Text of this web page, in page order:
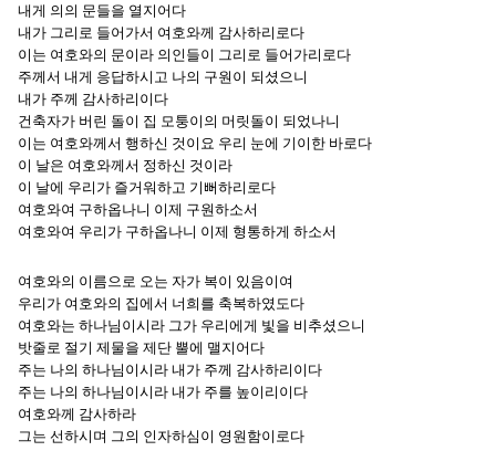
내게 의의 문들을 열지어다
내가 그리로 들어가서 여호와께 감사하리로다
이는 여호와의 문이라 의인들이 그리로 들어가리로다
주께서 내게 응답하시고 나의 구원이 되셨으니
내가 주께 감사하리이다
건축자가 버린 돌이 집 모퉁이의 머릿돌이 되었나니
이는 여호와께서 행하신 것이요 우리 눈에 기이한 바로다
이 날은 여호와께서 정하신 것이라
이 날에 우리가 즐거워하고 기뻐하리로다
여호와여 구하옵나니 이제 구원하소서
여호와여 우리가 구하옵나니 이제 형통하게 하소서
여호와의 이름으로 오는 자가 복이 있음이여
우리가 여호와의 집에서 너희를 축복하였도다
여호와는 하나님이시라 그가 우리에게 빛을 비추셨으니
밧줄로 절기 제물을 제단 뿔에 맬지어다
주는 나의 하나님이시라 내가 주께 감사하리이다
주는 나의 하나님이시라 내가 주를 높이리이다
여호와께 감사하라
그는 선하시며 그의 인자하심이 영원함이로다